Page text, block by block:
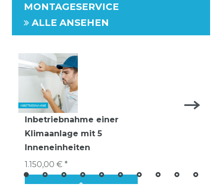
MONTAGESERVICE
ALLE ANSEHEN
Inbetriebnahme einer
Klimaanlage mit 5
Inneneinheiten
1.150,00 € *